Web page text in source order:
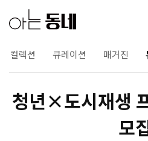
컬렉션 큐레이션 매거진
청년×도시재생
모